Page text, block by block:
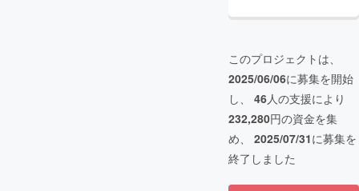
このプロジェクトは、
2025/06/06に募集を開始
し、 46人の支援により
232,280円の資金を集
め、 2025/07/31に募集を
終了しました